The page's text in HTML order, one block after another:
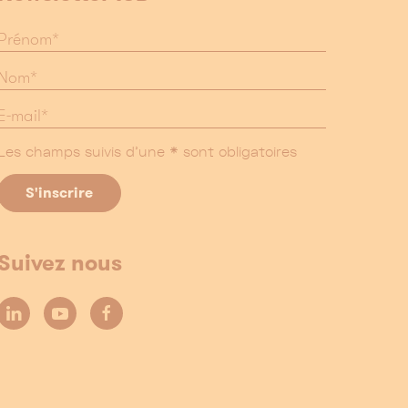
champs suivis d'une * sont obligatoires
nous